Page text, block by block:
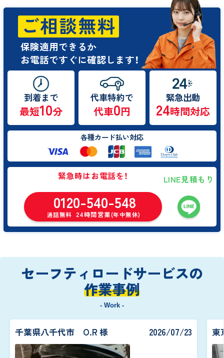
ご相談無料
保険適用できるか
お電話ですぐに確認します！
到着まで
最短10分
代車特約で
代車0円
緊急出動
24時間対応
各種カード払い対応
緊急時はお電話を！
0120-540-548
通話無料 24時間営業(年中無休)
LINE見積もり
セーフティロードサービスの
作業事例
- Work -
千葉県八千代市 O.R 様 2026/07/23 東